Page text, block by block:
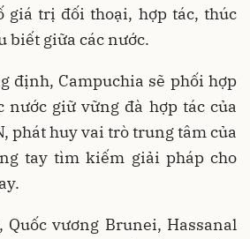
giá trị đối thoại, hợp tác, thúc
biết giữa các nước.
định, Campuchia sẽ phối hợp
nước giữ vững đà hợp tác của
phát huy vai trò trung tâm của
tay tìm kiếm giải pháp cho
Quốc vương Brunei, Hassanal